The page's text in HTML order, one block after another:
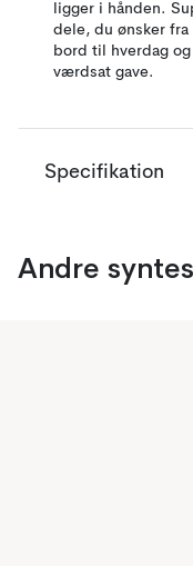
ligger i hånden.
dele, du ønsker
bord til hverdag
værdsat gave.
Specifikation
Andre